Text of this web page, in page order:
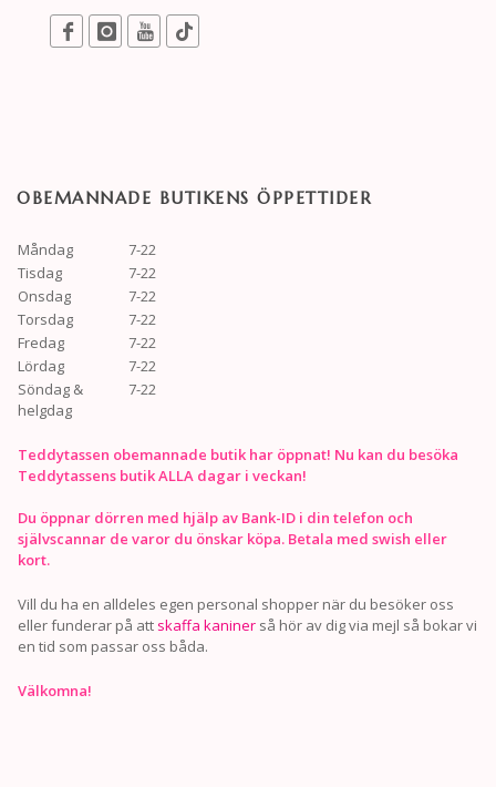
OBEMANNADE BUTIKENS ÖPPETTIDER
Måndag
7-22
Tisdag
7-22
Onsdag
7-22
Torsdag
7-22
Fredag
7-22
Lördag
7-22
Söndag &
helgdag
7-22
Teddytassen obemannade butik har öppnat! Nu kan du besöka
Teddytassens butik ALLA dagar i veckan!
Du öppnar dörren med hjälp av Bank-ID i din telefon och
självscannar de varor du önskar köpa. Betala med swish eller
kort.
Vill du ha en alldeles egen personal shopper när du besöker oss
eller funderar på att skaffa kaniner så hör av dig via mejl så bokar vi
en tid som passar oss båda.
Välkomna!